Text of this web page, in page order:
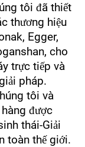
tôi đã thiết
thương hiệu
Egger,
cho
trực tiếp và
pháp.
tôi và
được
thái-Giải
toàn thế giới.